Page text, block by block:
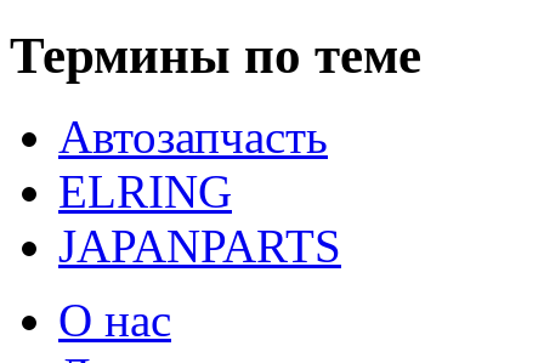
Термины по теме
Автозапчасть
ELRING
JAPANPARTS
О нас